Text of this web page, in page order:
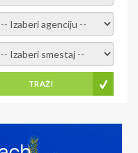
- izaberi agenciju -
- Izaberite smestaj -
TRAŽI